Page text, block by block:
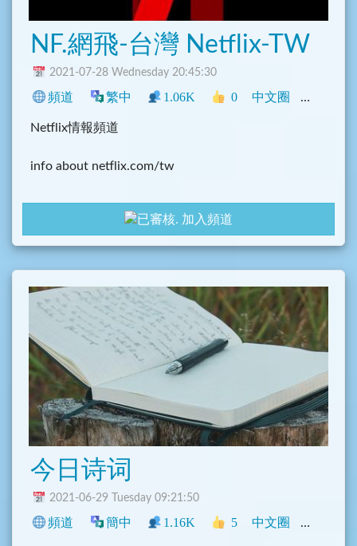
NF.網飛-台灣 Netflix-TW
2021-07-28 Wednesday 20:45:30
頻道 繁中 1.06K 0 中文圈 臺灣
Netflix情報頻道
info about netflix.com/tw
本頻道僅分享Netflix資訊，無盜版資源
Discalimer: We dont share movies files here
群組: t.me/NFLXtw/4
加入頻道
今日诗词
2021-06-29 Tuesday 09:21:50
頻道 簡中 1.16K 5 中文圈 學術